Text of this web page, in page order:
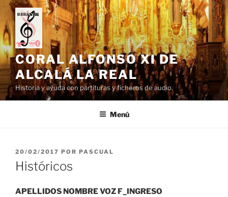
Saltar
contenido
CORAL ALFONSO XI DE
ALCALÁ LA REAL
Historia y ayuda con partituras y ficheros de audio.
Menú
PUBLICADO
EL
20/02/2017 POR PASCUAL
Históricos
APELLIDOS NOMBRE VOZ F_INGRESO